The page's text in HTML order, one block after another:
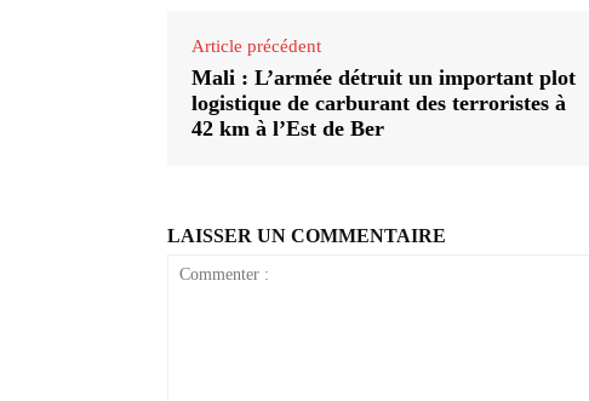
Article précédent
Mali : L’armée détruit un important plot
logistique de carburant des terroristes à
42 km à l’Est de Ber
LAISSER UN COMMENTAIRE